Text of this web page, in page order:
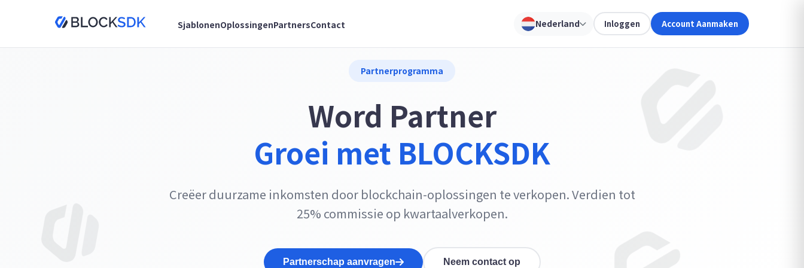
SjablonenOplossingenPartnersContact Nederland Inloggen Account Aanmaken
Partnerprogramma
Word Partner
Groei met BLOCKSDK
Creëer duurzame inkomsten door blockchain-oplossingen te verkopen. Verdien tot
25% commissie op kwartaalverkopen.
Partnerschap aanvragen Neem contact op